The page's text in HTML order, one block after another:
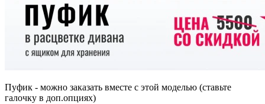
Пуфик - можно заказать вместе с этой моделью (ставьте
галочку в доп.опциях)